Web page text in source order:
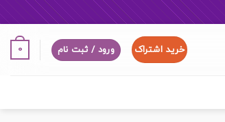
خرید اشتراک ورود / ثبت نام 0